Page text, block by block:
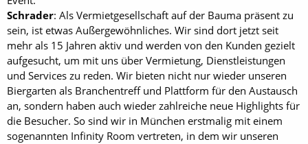
Schrader: Als Vermietgesellschaft auf der Bauma präsent zu
sein, ist etwas Außergewöhnliches. Wir sind dort jetzt seit
mehr als 15 Jahren aktiv und werden von den Kunden gezielt
aufgesucht, um mit uns über Vermietung, Dienstleistungen
und Services zu reden. Wir bieten nicht nur wieder unseren
Biergarten als Branchentreff und Plattform für den Austausch
an, sondern haben auch wieder zahlreiche neue Highlights für
die Besucher. So sind wir in München erstmalig mit einem
sogenannten Infinity Room vertreten, in dem wir unseren